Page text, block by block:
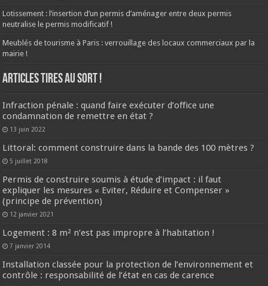
Lotissement : l’insertion d’un permis d’aménager entre deux permis
neutralise le permis modificatif !
Meublés de tourisme à Paris : verrouillage des locaux commerciaux par la
mairie !
ARTICLES TIRES AU SORT !
Infraction pénale : quand faire exécuter d’office une
condamnation de remettre en état ?
13 juin 2022
Littoral: comment construire dans la bande des 100 mètres ?
5 juillet 2018
Permis de construire soumis à étude d’impact : il faut
expliquer les mesures « Eviter, Réduire et Compenser »
(principe de prévention)
12 janvier 2021
Logement : 8 m² n’est pas impropre à l’habitation !
7 janvier 2014
Installation classée pour la protection de l’environnement et
contrôle : responsabilité de l’état en cas de carence